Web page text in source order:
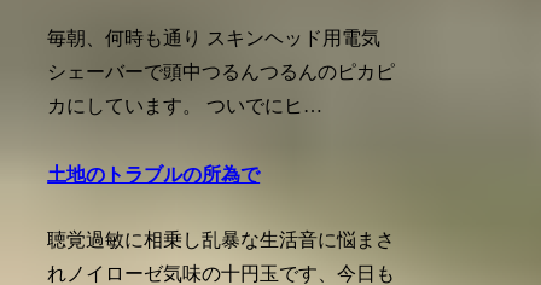
毎朝、何時も通り スキンヘッド用電気
シェーバーで頭中つるんつるんのピカピ
カにしています。 ついでにヒ…
土地のトラブルの所為で
聴覚過敏に相乗し乱暴な生活音に悩まさ
れノイローゼ気味の十円玉です、今日も